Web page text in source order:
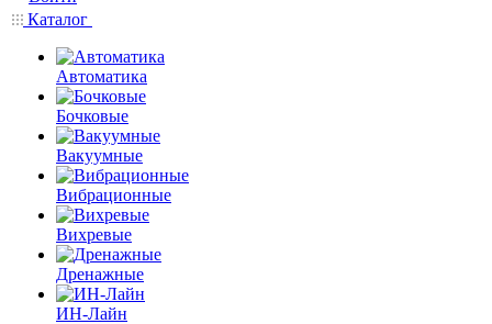
Каталог
Автоматика
Бочковые
Вакуумные
Вибрационные
Вихревые
Дренажные
ИН-Лайн